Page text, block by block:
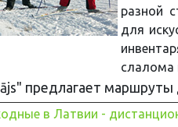
разной
для
слалома
предлагает маршруты
в Латвии -